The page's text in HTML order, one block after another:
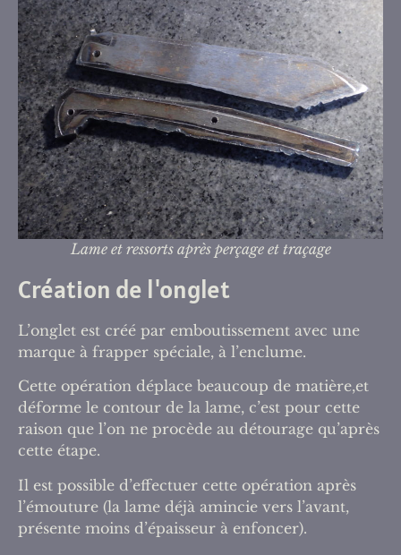
Lame et ressorts après perçage et traçage
Création de l'onglet
L’onglet est créé par emboutissement avec une
marque à frapper spéciale, à l’enclume.
Cette opération déplace beaucoup de matière,et
déforme le contour de la lame, c’est pour cette
raison que l’on ne procède au détourage qu’après
cette étape.
Il est possible d’effectuer cette opération après
l’émouture (la lame déjà amincie vers l’avant,
présente moins d’épaisseur à enfoncer).